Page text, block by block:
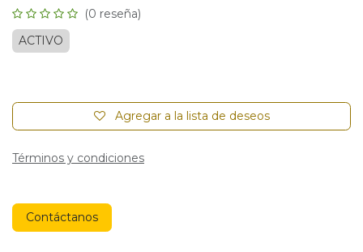
(0 reseña)
ACTIVO
Agregar a la lista de deseos
Términos y condiciones
Contáctanos